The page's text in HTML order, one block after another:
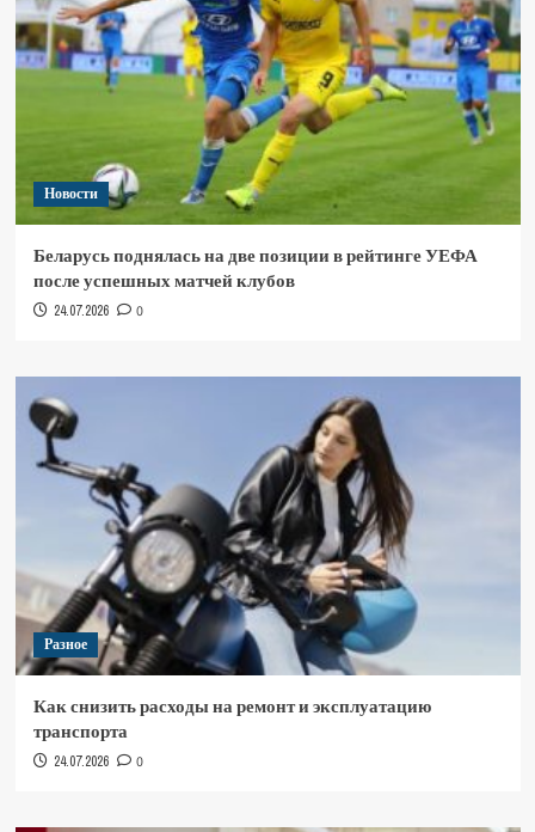
Новости
Беларусь поднялась на две позиции в рейтинге УЕФА
после успешных матчей клубов
24.07.2026 0
Разное
Как снизить расходы на ремонт и эксплуатацию
транспорта
24.07.2026 0